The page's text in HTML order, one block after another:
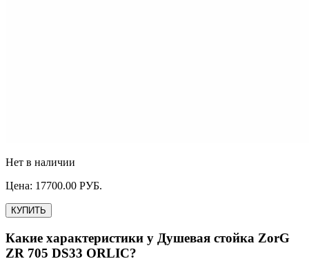
Нет в наличии
Цена: 17700.00 РУБ.
КУПИТЬ
Какие характеристики у Душевая стойка ZorG
ZR 705 DS33 ORLIC?